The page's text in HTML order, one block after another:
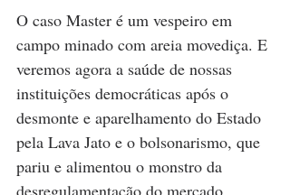
O caso Master é um vespeiro em
campo minado com areia movediça. E
veremos agora a saúde de nossas
instituições democráticas após o
desmonte e aparelhamento do Estado
pela Lava Jato e o bolsonarismo, que
pariu e alimentou o monstro da
desregulamentação do mercado